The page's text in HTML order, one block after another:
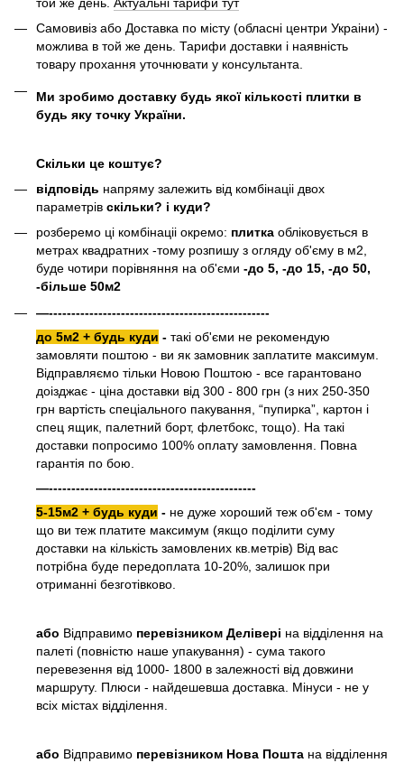
Самовивіз або Доставка по місту (обласні центри Украіни) -
можлива в той же день. Тарифи доставки і наявність
товару прохання уточнювати у консультанта.
Ми зробимо доставку будь якої кількості плитки в
будь яку точку України.
Скільки це коштує?
відповідь напряму залежить від комбінаціі двох
параметрів скільки? і куди?
розберемо ці комбінаціі окремо: плитка обліковується в
метрах квадратних -тому розпишу з огляду об'єму в м2,
буде чотири порівняння на об'єми -до 5, -до 15, -до 50,
-більше 50м2
—-------------------------------------------------
до 5м2 + будь куди - такі об'єми не рекомендую
замовляти поштою - ви як замовник заплатите максимум.
Відправляємо тільки Новою Поштою - все гарантовано
доізджає - ціна доставки від 300 - 800 грн (з них 250-350
грн вартість спеціального пакування, “пупирка”, картон і
спец ящик, палетний борт, флетбокс, тощо). На такі
доставки попросимо 100% оплату замовлення. Повна
гарантія по бою.
—----------------------------------------------
5-15м2 + будь куди - не дуже хороший теж об'єм - тому
що ви теж платите максимум (якщо поділити суму
доставки на кількість замовлених кв.метрів) Від вас
потрібна буде передоплата 10-20%, залишок при
отриманні безготівково.
або Відправимо перевізником Делівері на відділення на
палеті (повністю наше упакування) - сума такого
перевезення від 1000- 1800 в залежності від довжини
маршруту. Плюси - найдешевша доставка. Мінуси - не у
всіх містах відділення.
або Відправимо перевізником Нова Пошта на відділення